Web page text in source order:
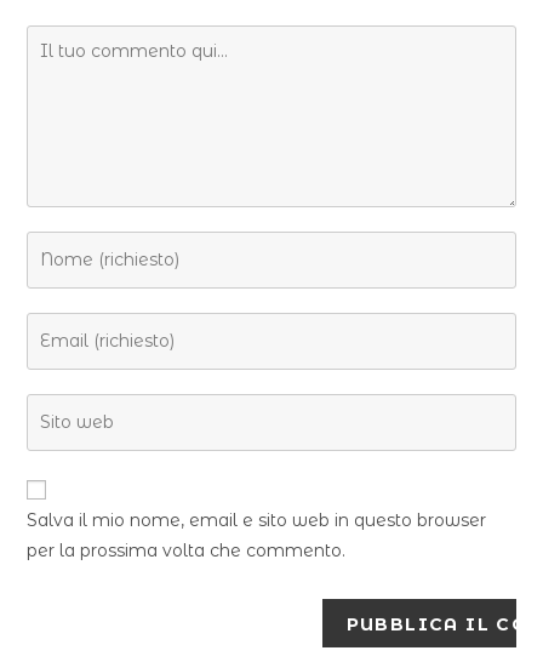
Salva il mio nome, email e sito web in questo browser
per la prossima volta che commento.